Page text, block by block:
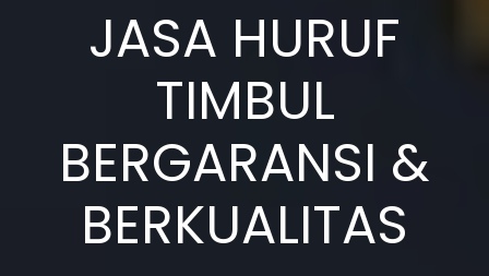
JASA HURUF
TIMBUL
BERGARANSI &
BERKUALITAS